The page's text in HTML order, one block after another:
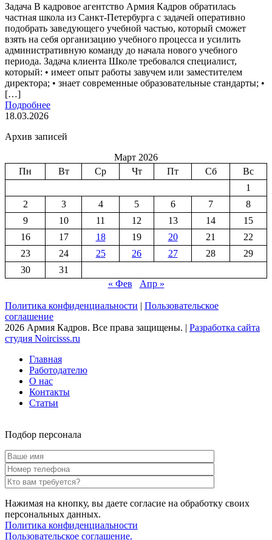
Задача В кадровое агентство Армия Кадров обратилась
частная школа из Санкт-Петербурга с задачей оперативно
подобрать заведующего учебной частью, который сможет
взять на себя организацию учебного процесса и усилить
административную команду до начала нового учебного
периода. Задача клиента Школе требовался специалист,
который: • имеет опыт работы завучем или заместителем
директора; • знает современные образовательные стандарты; •
[…]
Подробнее
18.03.2026
Архив записей
Март 2026
Пн
Вт Ср Чт Пт Сб
Вс
1
2
3 4 5 6 7
8
9
10 11 12 13 14
15
16
17 18 19 20 21
22
23
24 25 26 27 28
29
30
31
« Фев
Апр »
Политика конфиденциальности | Пользовательское
соглашение
2026 Армия Кадров. Все права защищены. | Разработка сайта
студия Noircisss.ru
Главная
Работодателю
О нас
Контакты
Статьи
Подбор персонала
Нажимая на кнопку, вы даете согласие на обработку своих
персональных данных.
Политика конфиденциальности
Пользовательское соглашение.